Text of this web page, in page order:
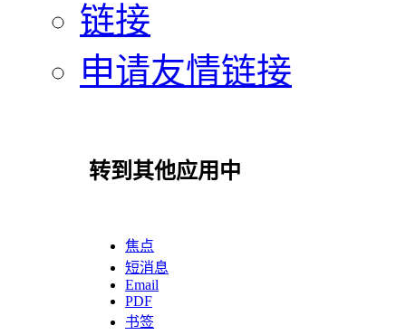
链接
申请友情链接
转到其他应用中
焦点
短消息
Email
PDF
书签